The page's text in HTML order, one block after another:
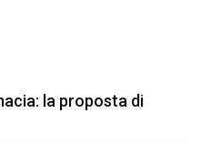
la proposta di